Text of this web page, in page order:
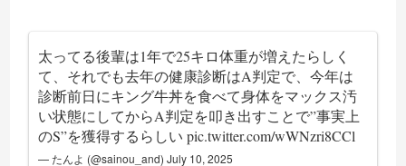
太ってる後輩は1年で25キロ体重が増えたらしく
て、それでも去年の健康診断はA判定で、今年は
診断前日にキング牛丼を食べて身体をマックス汚
い状態にしてからA判定を叩き出すことで”事実上
のS”を獲得するらしいpic.twitter.com/wWNzri8CCl
— たんよ (@sainou_and)July 10, 2025